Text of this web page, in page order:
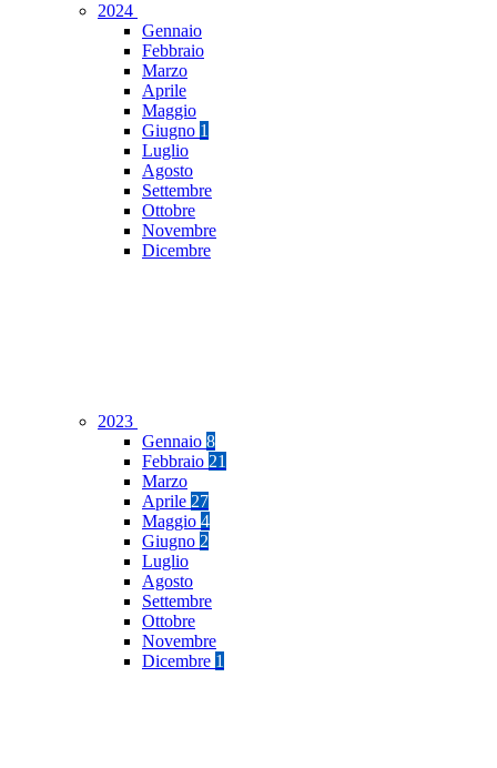
2024
Gennaio
Febbraio
Marzo
Aprile
Maggio
Giugno 1
Luglio
Agosto
Settembre
Ottobre
Novembre
Dicembre
2023
Gennaio 8
Febbraio 21
Marzo
Aprile 27
Maggio 4
Giugno 2
Luglio
Agosto
Settembre
Ottobre
Novembre
Dicembre 1